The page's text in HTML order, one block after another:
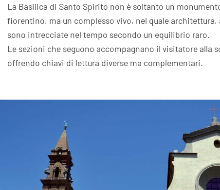
La Basilica di Santo Spirito non è soltanto un
fiorentino, ma un complesso vivo, nel quale
sono intrecciate nel tempo secondo un equilibrio raro.
Le sezioni che seguono accompagnano il visitatore alla
offrendo chiavi di lettura diverse ma complementari.